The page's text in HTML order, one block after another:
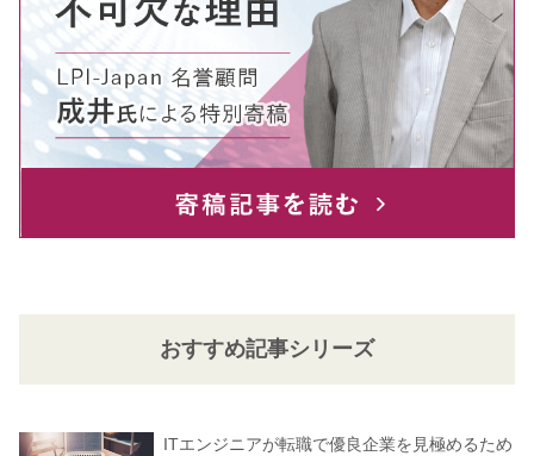
おすすめ記事シリーズ
ITエンジニアが転職で優良企業を見極めるため